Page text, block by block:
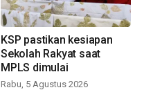
KSP pastikan kesiapan
Sekolah Rakyat saat
MPLS dimulai
Rabu, 5 Agustus 2026